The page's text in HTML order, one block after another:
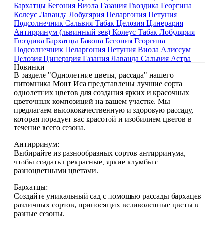
Бархатцы Бегония Виола Газания Гвоздика Георгина
Колеус Лаванда Лобулярия Пеларгония Петуния
Подсолнечник Сальвия Табак Целозия Цинерария
Антирринум (львинный зев) Колеус Табак Лобулярия
Гвоздика Бархатцы Бакопа Бегония Георгина
Подсолнечник Пеларгония Петуния Виола Алиссум
Целозия Цинерария Газания Лаванда Сальвия Астра
Новинки
В разделе "Однолетние цветы, рассада" нашего
питомника Монт Иса представлены лучшие сорта
однолетних цветов для создания ярких и красочных
цветочных композиций на вашем участке. Мы
предлагаем высококачественную и здоровую рассаду,
которая порадует вас красотой и изобилием цветов в
течение всего сезона.
Антирринум:
Выбирайте из разнообразных сортов антирринума,
чтобы создать прекрасные, яркие клумбы с
разноцветными цветами.
Бархатцы:
Создайте уникальный сад с помощью рассады бархацев
различных сортов, приносящих великолепные цветы в
разные сезоны.